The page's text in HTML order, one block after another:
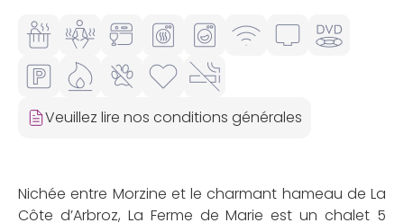
Veuillez lire nos conditions générales
Nichée entre Morzine et le charmant hameau de La
Côte d’Arbroz, La Ferme de Marie est un chalet 5